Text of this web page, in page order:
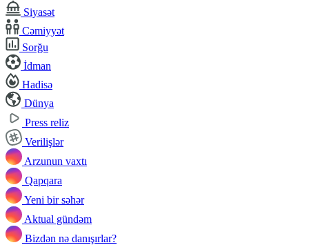
Siyasət
Cəmiyyət
Sorğu
İdman
Hadisə
Dünya
Press reliz
Verilişlər
Arzunun vaxtı
Qapqara
Yeni bir səhər
Aktual gündəm
Bizdən nə danışırlar?